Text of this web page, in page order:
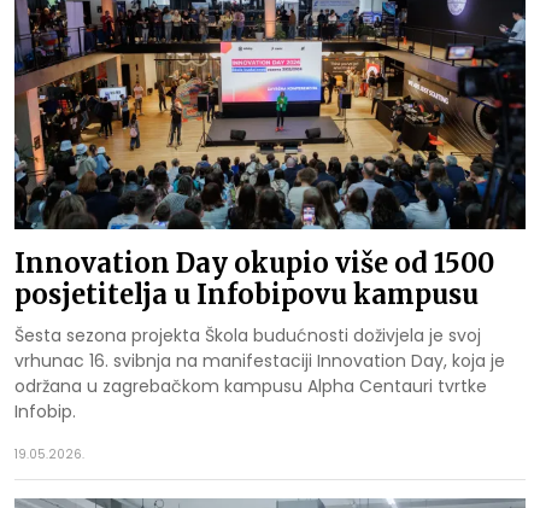
Innovation Day okupio više od 1500
posjetitelja u Infobipovu kampusu
Šesta sezona projekta Škola budućnosti doživjela je svoj
vrhunac 16. svibnja na manifestaciji Innovation Day, koja je
održana u zagrebačkom kampusu Alpha Centauri tvrtke
Infobip.
19.05.2026.